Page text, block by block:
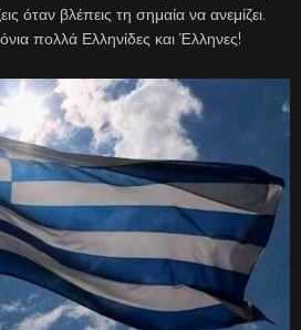
όταν βλέπεις τη σημαία να ανεμίζει.
πολλά Ελληνίδες και Έλληνες!